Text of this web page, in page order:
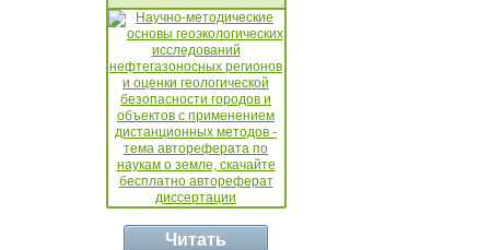
Читать